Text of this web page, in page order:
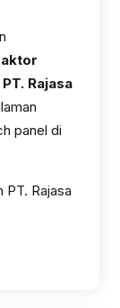
PT. Rajasa
panel di
Rajasa